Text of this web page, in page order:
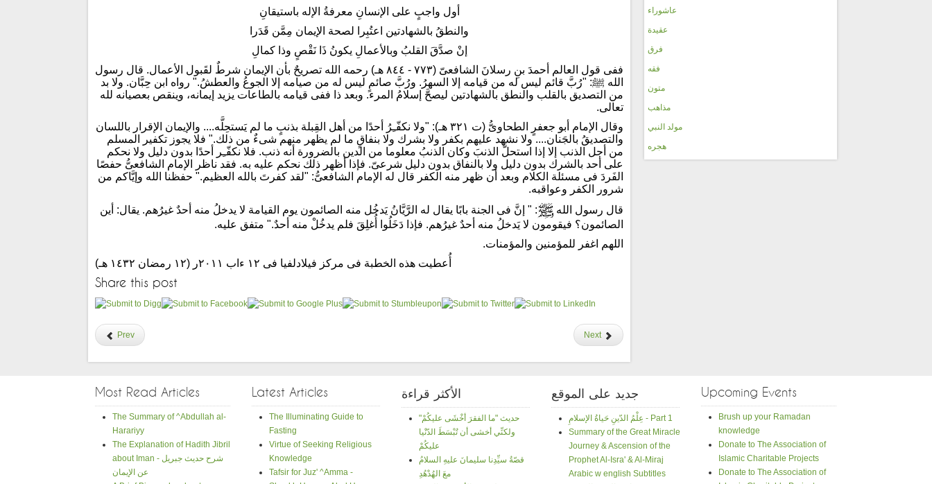
أول واجبٍ على الإنسانِ معرفةُ الإله باستيقانِ
والنطقُ بالشهادتين اعتُبِرا لصحة الإيمان مِمَّن قَدَرا
إنْ صدَّقَ القلبُ وبالأعمالِ يكونُ ذَا نَقْصٍ وذا كمالِ
ففى قول العالم أحمدَ بنِ رسلانَ الشافعىّ (٧٧٣ - ٨٤٤ هـ) رحمه الله تصريحٌ بأن الإيمان شرطٌ لقَبول الأعمال. قال رسول
الله ﷺ: "رُبَّ قائم ليس له من قيامه إلا السهرُ. ورُبَّ صائمٍ ليس له من صيامه إلا الجوعُ والعطشُ." رواه ابن حِبَّان. ولا بد
من التصديق بالقلب والنطق بالشهادتين ليصحَّ إسلامُ المرء. وبعد ذا ففى قيامه بالطاعات يزيد إيمانه، وينقص بعصيانه لله
تعالى.
وقال الإمام أبو جعفرٍ الطحاوىُّ (ت ٣٢١ هـ): "ولا نكفّـِرُ أحدًا من أهل القِبلة بذنبٍ ما لم يَستحِلَّه.... والإيمان الإقرار باللسان
والتصديقُ بالجَنان.... ولا نشهد عليهم بكفر ولا بشرك ولا بنفاقٍ ما لم يظهر منهم شىءٌ من ذلك." فلا يجوز تكفير المسلم
من أجل الذنب إلا إذا استحلَّ الذنبَ وكان الذنبُ معلوما من الدين بالضرورة أنه ذنب. فلا نكفّـِر أحدًا بدون دليل ولا نحكم
على أحد بالشرك بدون دليل ولا بالنفاق بدون دليل شرعىّ. فإذا أظهر ذلك نحكم عليه به. فقد ناظر الإمام الشافعىُّ حفصًا
الفَردَ فى مسئلة الكلام وبعد أن ظهر منه الكفر قال له الإمام الشافعىُّ: "لقد كفرتَ بالله العظيم." حفظنا الله وإيَّاكم من
شرور الكفر وعواقبه.
قال رسول الله
: " إنَّ فى الجنة بابًا يقال له الرَّيَّانُ يَدخُل منه الصائمون يوم القيامة لا يدخلُ منه أحدٌ غيرُهم. يقال: أين
الصائمون؟ فيقومون لا يَدخلُ منه أحدٌ غيرُهم. فإذا دَخَلُوا أُغلِقَ فلم يدخُلْ منه أحدٌ." متفق عليه.
اللهم اغفر للمؤمنين والمؤمنات.
أُعطيت هذه الخطبة فى مركز فيلادلفيا فى ١٢ ءاب ٢٠١١ر (١٢ رمضان ١٤٣٢ هـ)
Share this post
Prev Next
عاشوراء
عقيدة
فرق
فقه
متون
مذاهب
مولد النبي
هجره
Most Read Articles
The Summary of ^Abdullah al-
Harariyy
The Explanation of Hadith Jibril
about Iman - شرح حديث جبريل
عن الإيمان
Latest Articles
The Illuminating Guide to
Fasting
Virtue of Seeking Religious
Knowledge
Tafsir for Juz' ^Amma -
الأكثر قراءة
"حديث "ما الفقرَ أخْشَى عليكُمْ
ولكنِّي أخشى أن تُبْسَطَ الدّنْيا
عليكُمْ
قصّةُ سيِّدِنا سليمانَ عليهِ السلامُ
معَ الهُدْهُدِ
جديد على الموقع
عِلْمُ الدّينِ حَياةُ الإسلامِ - Part 1
Summary of the Great Miracle
Journey & Ascension of the
Prophet Al-Isra' & Al-Miraj
Arabic w english Subtitles
Upcoming Events
Brush up your Ramadan
knowledge
Donate to The Association of
Islamic Charitable Projects
Donate to The Association of